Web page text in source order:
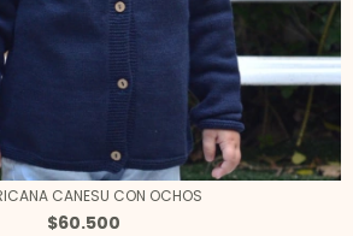
CANESU CON OCHOS
$60.500